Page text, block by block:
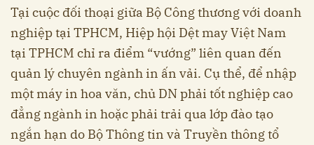
Tại cuộc đối thoại giữa Bộ Công thương với doanh
nghiệp tại TPHCM, Hiệp hội Dệt may Việt Nam
tại TPHCM chỉ ra điểm “vướng” liên quan đến
quản lý chuyên ngành in ấn vải. Cụ thể, để nhập
một máy in hoa văn, chủ DN phải tốt nghiệp cao
đẳng ngành in hoặc phải trải qua lớp đào tạo
ngắn hạn do Bộ Thông tin và Truyền thông tổ